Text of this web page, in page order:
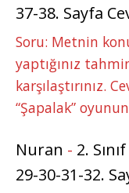
37-38. Sayfa
Soru: Metnin
yaptığınız
karşılaştırınız.
“Şapalak”
Nuran - 2.
29-30-31-32.